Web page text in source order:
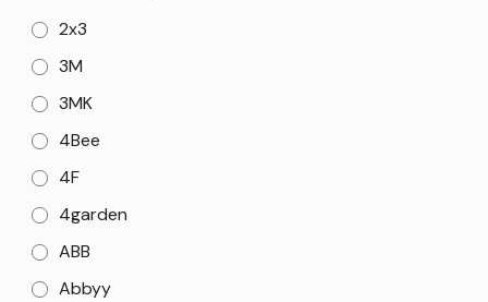
2x3
3M
3MK
4Bee
4F
4garden
ABB
Abbyy